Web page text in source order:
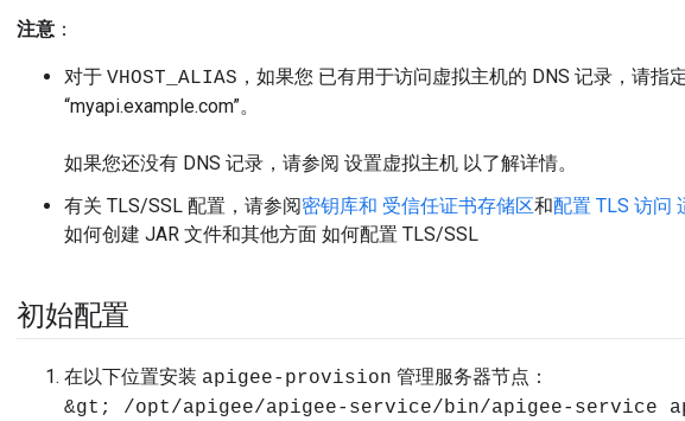
注意 ：
对于 VHOST_ALIAS ，如果您 已有用于访问虚拟主机的 DNS 记录，请指
“myapi.example.com”。
如果您还没有 DNS 记录，请参阅 设置虚拟主机 以了解详情。
有关 TLS/SSL 配置，请参阅密钥库和 受信任证书存储区和配置 TLS 访问
如何创建 JAR 文件和其他方面 如何配置 TLS/SSL
初始配置
在以下位置安装 apigee-provision 管理服务器节点：
&gt; /opt/apigee/apigee-service/bin/apigee-service